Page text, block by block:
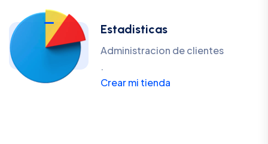
Estadisticas
Administracion de clientes
.
Crear mi tienda